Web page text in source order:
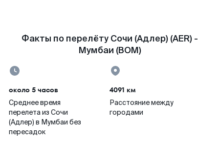
Факты по перелёту Сочи (Адлер) (AER) -
Мумбаи (BOM)
около 5 часов
Среднее время
перелета из Сочи
(Адлер) в Мумбаи без
пересадок
4091 км
Расстояние между
городами